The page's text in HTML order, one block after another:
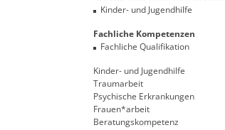
Kinder- und Jugendhilfe
Fachliche Kompetenzen
Fachliche Qualifikation
Kinder- und Jugendhilfe
Traumarbeit
Psychische Erkrankungen
Frauen*arbeit
Beratungskompetenz